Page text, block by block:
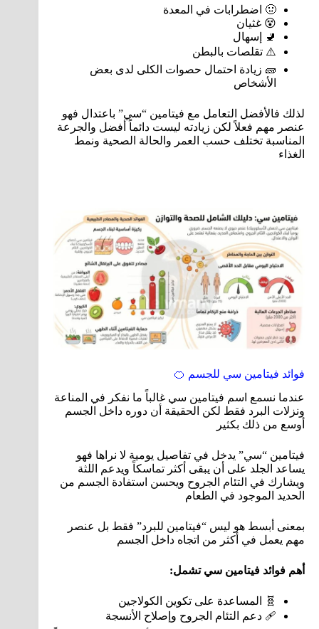
🤢 اضطرابات في المعدة
😵 غثيان
🚽 إسهال
⚠️ تقلصات بالبطن
🧱 زيادة احتمال حصوات الكلى لدى بعض
الأشخاص
لذلك فالأفضل التعامل مع فيتامين “سي” باعتدال فهو
عنصر مهم فعلاً لكن زيادته ليست دائماً أفضل والجرعة
المناسبة تختلف حسب العمر والحالة الصحية ونمط
الغذاء
فوائد فيتامين سي للجسم 🍊
عندما نسمع اسم فيتامين سي غالباً ما نفكر في المناعة
ونزلات البرد فقط لكن الحقيقة أن دوره داخل الجسم
أوسع من ذلك بكثير
فيتامين “سي” يدخل في تفاصيل يومية لا نراها فهو
يساعد الجلد على أن يبقى أكثر تماسكاً ويدعم اللثة
ويشارك في التئام الجروح ويحسن استفادة الجسم من
الحديد الموجود في الطعام
بمعنى أبسط هو ليس “فيتامين للبرد” فقط بل عنصر
مهم يعمل في أكثر من اتجاه داخل الجسم
أهم فوائد فيتامين سي تشمل:
🧬 المساعدة على تكوين الكولاجين
🩹 دعم التئام الجروح وإصلاح الأنسجة